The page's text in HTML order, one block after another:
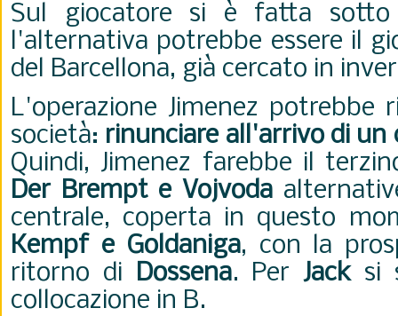
Sul giocatore si è fatta
l'alternativa potrebbe essere il
del Barcellona, già cercato in
L'operazione Jimenez potrebbe
società: rinunciare all'arrivo di un
Quindi, Jimenez farebbe il
Der Brempt e Vojvoda
centrale, coperta in questo
Kempf e Goldaniga, con la
ritorno di Dossena. Per Jacksi
collocazione in B.